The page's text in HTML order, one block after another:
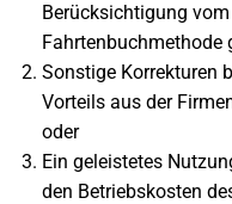
Berücksichtigung
Fahrtenbuchmethode
Sonstige Korrekturen
Vorteils aus der
oder
Ein geleistetes
den Betriebskosten